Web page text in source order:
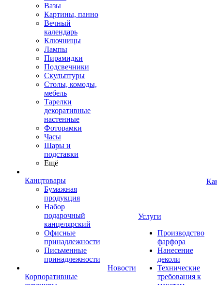
Вазы
Картины, панно
Вечный
календарь
Ключницы
Лампы
Пирамидки
Подсвечники
Скульптуры
Столы, комоды,
мебель
Тарелки
декоративные
настенные
Фоторамки
Часы
Шары и
подставки
Ещё
Канцтовары
Бумажная
продукция
Набор
подарочный
канцелярский
Офисные
принадлежности
Письменные
принадлежности
Корпоративные
Новости
Услуги
Производство
фарфора
Нанесение
деколи
Технические
требования к